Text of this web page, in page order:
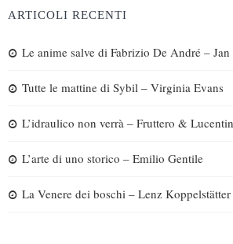
ARTICOLI RECENTI
Le anime salve di Fabrizio De André – Jan
Tutte le mattine di Sybil – Virginia Evans
L’idraulico non verrà – Fruttero &
L’arte di uno storico – Emilio Gentile
La Venere dei boschi – Lenz Koppelstätter